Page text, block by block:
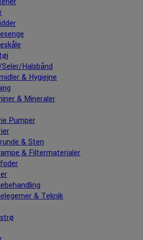
Halsbånd
& Hygiejne
& Mineraler
Pumper
& Sten
& Filtermaterialer
& Teknik